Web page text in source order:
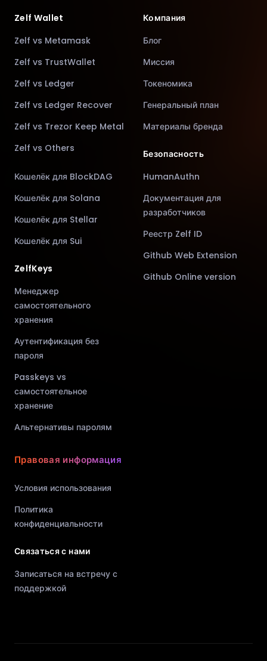
Zelf Wallet
Zelf vs Metamask
Zelf vs TrustWallet
Zelf vs Ledger
Zelf vs Ledger Recover
Zelf vs Trezor Keep Metal
Zelf vs Others
Кошелёк для BlockDAG
Кошелёк для Solana
Кошелёк для Stellar
Кошелёк для Sui
ZelfKeys
Менеджер
самостоятельного
хранения
Аутентификация без
пароля
Passkeys vs
самостоятельное
хранение
Альтернативы паролям
Компания
Блог
Миссия
Токеномика
Генеральный план
Материалы бренда
Безопасность
HumanAuthn
Документация для
разработчиков
Реестр Zelf ID
Github Web Extension
Github Online version
Правовая информация
Условия использования
Политика
конфиденциальности
Связаться с нами
Записаться на встречу с
поддержкой